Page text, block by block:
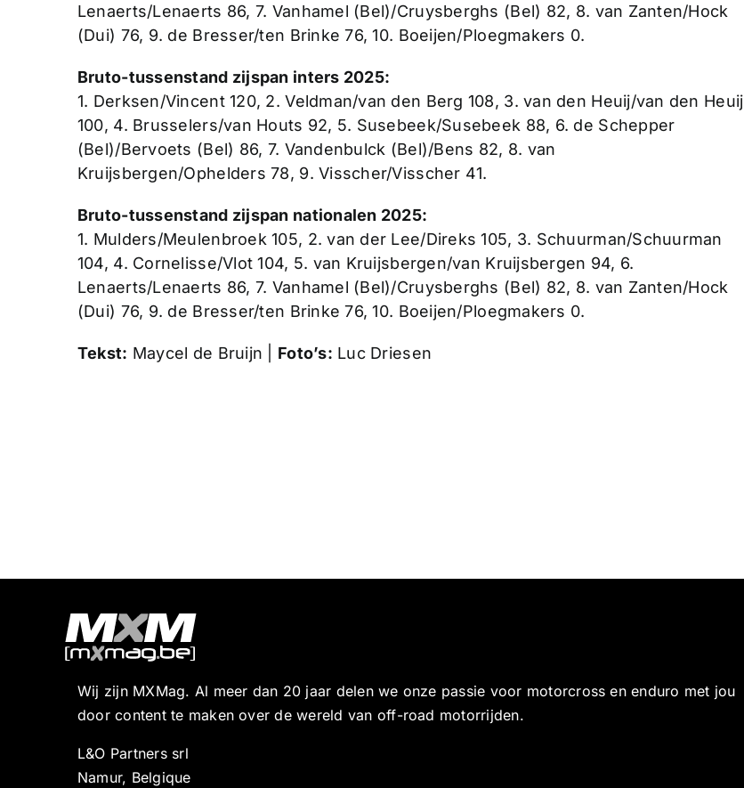
Lenaerts/Lenaerts 86, 7. Vanhamel (Bel)/Cruysberghs (Bel) 82, 8. van Zanten/Hock
(Dui) 76, 9. de Bresser/ten Brinke 76, 10. Boeijen/Ploegmakers 0.
Bruto-tussenstand zijspan inters 2025:
1. Derksen/Vincent 120, 2. Veldman/van den Berg 108, 3. van den Heuij/van den Heuij
100, 4. Brusselers/van Houts 92, 5. Susebeek/Susebeek 88, 6. de Schepper
(Bel)/Bervoets (Bel) 86, 7. Vandenbulck (Bel)/Bens 82, 8. van
Kruijsbergen/Ophelders 78, 9. Visscher/Visscher 41.
Bruto-tussenstand zijspan nationalen 2025:
1. Mulders/Meulenbroek 105, 2. van der Lee/Direks 105, 3. Schuurman/Schuurman
104, 4. Cornelisse/Vlot 104, 5. van Kruijsbergen/van Kruijsbergen 94, 6.
Lenaerts/Lenaerts 86, 7. Vanhamel (Bel)/Cruysberghs (Bel) 82, 8. van Zanten/Hock
(Dui) 76, 9. de Bresser/ten Brinke 76, 10. Boeijen/Ploegmakers 0.
Tekst: Maycel de Bruijn | Foto’s: Luc Driesen
Wij zijn MXMag. Al meer dan 20 jaar delen we onze passie voor motorcross en enduro met jou
door content te maken over de wereld van off-road motorrijden.
L&O Partners srl
Namur, Belgique